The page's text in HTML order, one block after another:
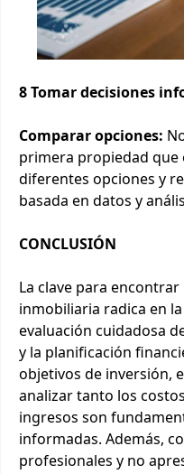
8 Tomar decisiones
Comparar opciones:
primera propiedad que
diferentes opciones y
basada en datos y
CONCLUSIÓN
La clave para
inmobiliaria radica en
evaluación cuidadosa
y la planificación
objetivos de inversión,
analizar tanto los
ingresos son
informadas. Además,
profesionales y no